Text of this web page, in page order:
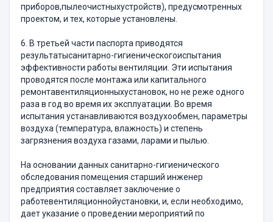
приборов,пылеочистныхустройств), предусмотренных
проектом, и тех, которые установлены.
6. В третьей части паспорта приводятся
результатысанитарно-гигиеническогоиспытания
эффективности работы вентиляции. Эти испытания
проводятся после монтажа или капитального
ремонтавентиляционныхустановок, но не реже одного
раза в год во время их эксплуатации. Во время
испытания устанавливаются воздухообмен, параметры
воздуха (температура, влажность) и степень
загрязнения воздуха газами, ларами и пылью.
На основании данных санитарно-гигиенического
обследования помещения старший инженер
предприятия составляет заключение о
работевентиляционнойустановки, и, если необходимо,
дает указание о проведении мероприятий по